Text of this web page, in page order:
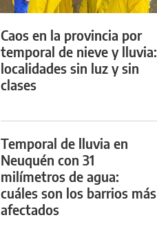
Caos en la provincia por
temporal de nieve y lluvia:
localidades sin luz y sin
clases
Temporal de lluvia en
Neuquén con 31
milímetros de agua:
cuáles son los barrios más
afectados